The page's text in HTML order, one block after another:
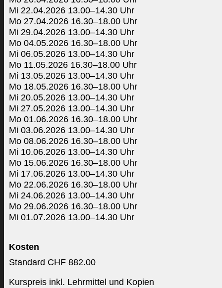
Mi 22.04.2026 13.00–14.30 Uhr
Mo 27.04.2026 16.30–18.00 Uhr
Mi 29.04.2026 13.00–14.30 Uhr
Mo 04.05.2026 16.30–18.00 Uhr
Mi 06.05.2026 13.00–14.30 Uhr
Mo 11.05.2026 16.30–18.00 Uhr
Mi 13.05.2026 13.00–14.30 Uhr
Mo 18.05.2026 16.30–18.00 Uhr
Mi 20.05.2026 13.00–14.30 Uhr
Mi 27.05.2026 13.00–14.30 Uhr
Mo 01.06.2026 16.30–18.00 Uhr
Mi 03.06.2026 13.00–14.30 Uhr
Mo 08.06.2026 16.30–18.00 Uhr
Mi 10.06.2026 13.00–14.30 Uhr
Mo 15.06.2026 16.30–18.00 Uhr
Mi 17.06.2026 13.00–14.30 Uhr
Mo 22.06.2026 16.30–18.00 Uhr
Mi 24.06.2026 13.00–14.30 Uhr
Mo 29.06.2026 16.30–18.00 Uhr
Mi 01.07.2026 13.00–14.30 Uhr
Kosten
Standard CHF 882.00
Kurspreis inkl. Lehrmittel und Kopien